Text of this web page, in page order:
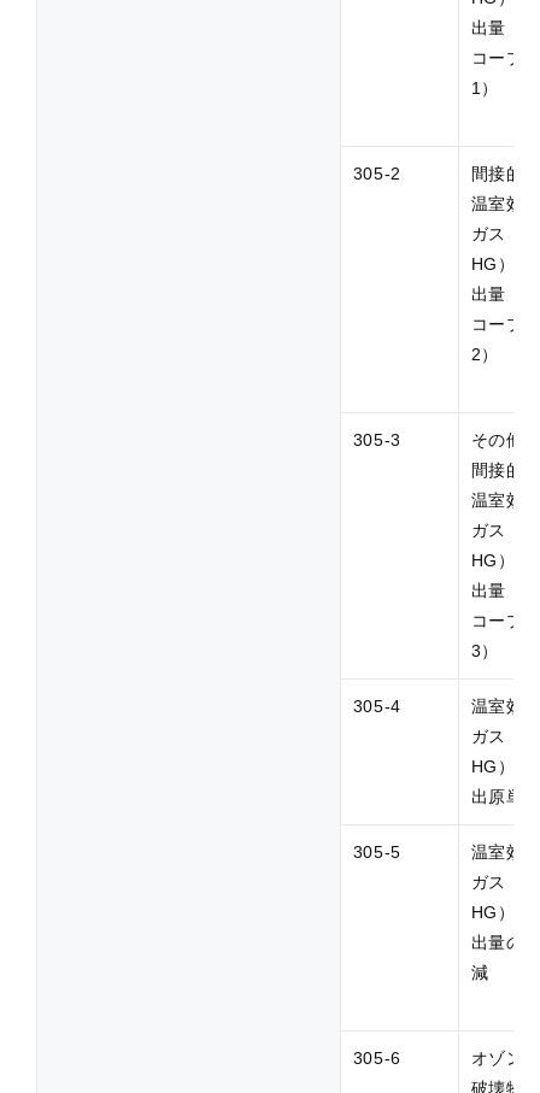
出量（
コープ
1）
305-2
間接的
温室効
ガス（G
HG）排
出量（
コープ
2）
305-3
その他
間接的
温室効
ガス（G
HG）排
出量（
コープ
3）
305-4
温室効
ガス（G
HG）排
出原単
305-5
温室効
ガス（G
HG）排
出量の
減
305-6
オゾン
破壊物